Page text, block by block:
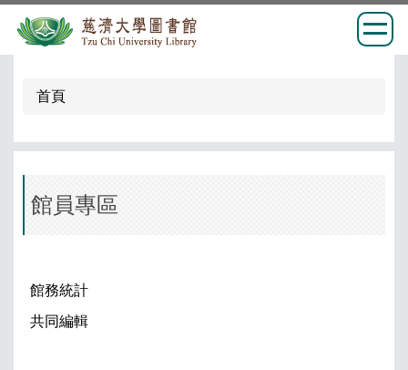
內
首頁
館員專區
館務統計
共同編輯